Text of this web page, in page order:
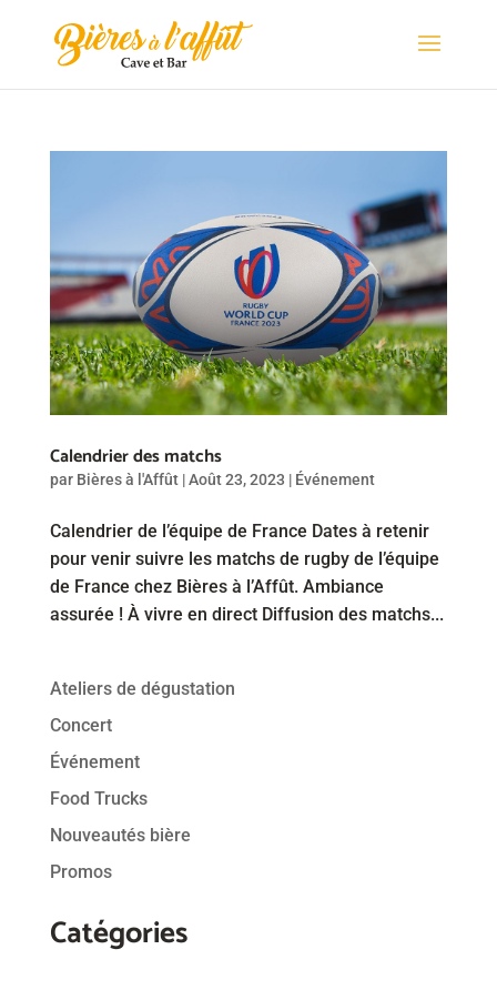
Calendrier des matchs
par Bières à l'Affût|Août 23, 2023 | Événement
Calendrier de l’équipe de France Dates à retenir
pour venir suivre les matchs de rugby de l’équipe
de France chez Bières à l’Affût. Ambiance
assurée ! À vivre en direct Diffusion des matchs...
Ateliers de dégustation
Concert
Événement
Food Trucks
Nouveautés bière
Promos
Catégories